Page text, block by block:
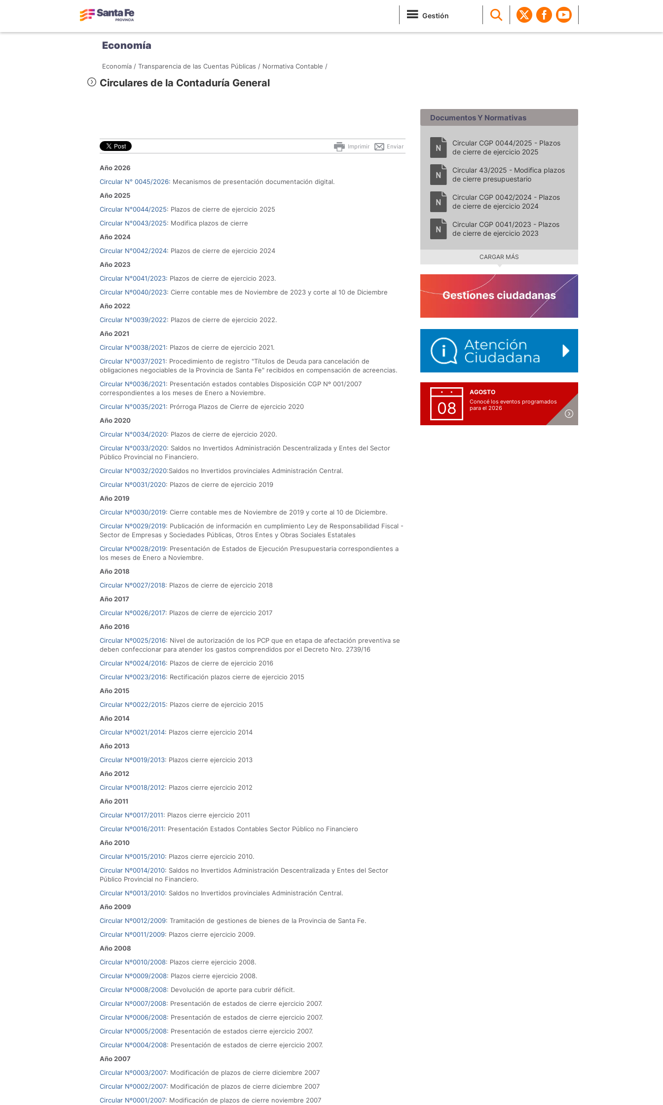
Gestión
Economía
Economía / Transparencia de las Cuentas Públicas / Normativa Contable /
Circulares de la Contaduría General
Enviar
Imprimir
Año 2026
Circular N° 0045/2026: Mecanismos de presentación documentación digital.
Año 2025
Circular N°0044/2025: Plazos de cierre de ejercicio 2025
Circular N°0043/2025: Modifica plazos de cierre
Año 2024
Circular N°0042/2024: Plazos de cierre de ejercicio 2024
Año 2023
Circular N°0041/2023: Plazos de cierre de ejercicio 2023.
Circular Nº0040/2023: Cierre contable mes de Noviembre de 2023 y corte al 10 de Diciembre
Año 2022
Circular N°0039/2022: Plazos de cierre de ejercicio 2022.
Año 2021
Circular N°0038/2021: Plazos de cierre de ejercicio 2021.
Circular N°0037/2021: Procedimiento de registro "Títulos de Deuda para cancelación de
obligaciones negociables de la Provincia de Santa Fe" recibidos en compensación de acreencias.
Circular Nº0036/2021: Presentación estados contables Disposición CGP Nº 001/2007
correspondientes a los meses de Enero a Noviembre.
Circular N°0035/2021: Prórroga Plazos de Cierre de ejercicio 2020
Año 2020
Circular N°0034/2020: Plazos de cierre de ejercicio 2020.
Circular N°0033/2020: Saldos no Invertidos Administración Descentralizada y Entes del Sector
Público Provincial no Financiero.
Circular N°0032/2020:Saldos no Invertidos provinciales Administración Central.
Circular Nº0031/2020: Plazos de cierre de ejercicio 2019
Año 2019
Circular Nº0030/2019: Cierre contable mes de Noviembre de 2019 y corte al 10 de Diciembre.
Circular Nº0029/2019: Publicación de información en cumplimiento Ley de Responsabilidad Fiscal -
Sector de Empresas y Sociedades Públicas, Otros Entes y Obras Sociales Estatales
Circular Nº0028/2019: Presentación de Estados de Ejecución Presupuestaria correspondientes a
los meses de Enero a Noviembre.
Año 2018
Circular Nº0027/2018: Plazos de cierre de ejercicio 2018
Año 2017
Circular Nº0026/2017: Plazos de cierre de ejercicio 2017
Año 2016
Circular Nº0025/2016: Nivel de autorización de los PCP que en etapa de afectación preventiva se
deben confeccionar para atender los gastos comprendidos por el Decreto Nro. 2739/16
Circular Nº0024/2016: Plazos de cierre de ejercicio 2016
Circular Nº0023/2016: Rectificación plazos cierre de ejercicio 2015
Año 2015
Circular Nº0022/2015: Plazos cierre de ejercicio 2015
Año 2014
Circular Nº0021/2014: Plazos cierre ejercicio 2014
Año 2013
Circular Nº0019/2013: Plazos cierre ejercicio 2013
Año 2012
Circular Nº0018/2012: Plazos cierre ejercicio 2012
Año 2011
Circular Nº0017/2011: Plazos cierre ejercicio 2011
Circular Nº0016/2011: Presentación Estados Contables Sector Público no Financiero
Año 2010
Circular Nº0015/2010: Plazos cierre ejercicio 2010.
Circular Nº0014/2010: Saldos no Invertidos Administración Descentralizada y Entes del Sector
Público Provincial no Financiero.
Circular Nº0013/2010: Saldos no Invertidos provinciales Administración Central.
Año 2009
Circular Nº0012/2009: Tramitación de gestiones de bienes de la Provincia de Santa Fe.
Circular Nº0011/2009: Plazos cierre ejercicio 2009.
Año 2008
Circular Nº0010/2008: Plazos cierre ejercicio 2008.
Circular Nº0009/2008: Plazos cierre ejercicio 2008.
Circular Nº0008/2008: Devolución de aporte para cubrir déficit.
Circular Nº0007/2008: Presentación de estados de cierre ejercicio 2007.
Circular Nº0006/2008: Presentación de estados de cierre ejercicio 2007.
Circular Nº0005/2008: Presentación de estados cierre ejercicio 2007.
Circular Nº0004/2008: Presentación de estados de cierre ejercicio 2007.
Año 2007
Circular Nº0003/2007: Modificación de plazos de cierre diciembre 2007
Circular Nº0002/2007: Modificación de plazos de cierre diciembre 2007
Circular Nº0001/2007: Modificación de plazos de cierre noviembre 2007
Documentos Y Normativas
Circular CGP 0044/2025 - Plazos
de cierre de ejercicio 2025
Circular 43/2025 - Modifica plazos
de cierre presupuestario
Circular CGP 0042/2024 - Plazos
de cierre de ejercicio 2024
Circular CGP 0041/2023 - Plazos
de cierre de ejercicio 2023
CARGAR MÁS
08
AGOSTO
Conocé los eventos programados
para el 2026